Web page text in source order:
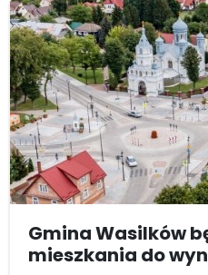
Gmina Wasilków
mieszkania do